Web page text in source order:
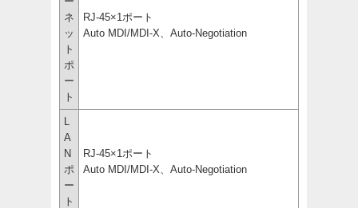
ネ
ッ
ト
ポ
ー
ト
RJ-45×1ポート
Auto MDI/MDI-X、Auto-Negotiation
A
N
ポ
ー
ト
RJ-45×1ポート
Auto MDI/MDI-X、Auto-Negotiation